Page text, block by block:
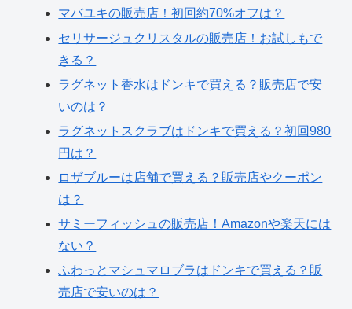
マバユキの販売店！初回約70%オフは？
セリサージュクリスタルの販売店！お試しもで
きる？
ラグネット香水はドンキで買える？販売店で安
いのは？
ラグネットスクラブはドンキで買える？初回980
円は？
ロザブルーは店舗で買える？販売店やクーポン
は？
サミーフィッシュの販売店！Amazonや楽天には
ない？
ふわっとマシュマロブラはドンキで買える？販
売店で安いのは？